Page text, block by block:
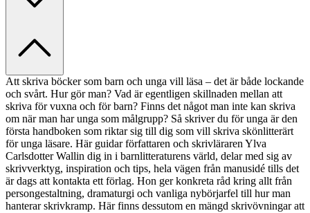
Att skriva böcker som barn och unga vill läsa – det är både lockande
och svårt. Hur gör man? Vad är egentligen skillnaden mellan att
skriva för vuxna och för barn? Finns det något man inte kan skriva
om när man har unga som målgrupp? Så skriver du för unga är den
första handboken som riktar sig till dig som vill skriva skönlitterärt
för unga läsare. Här guidar författaren och skrivläraren Ylva
Carlsdotter Wallin dig in i barnlitteraturens värld, delar med sig av
skrivverktyg, inspiration och tips, hela vägen från manusidé tills det
är dags att kontakta ett förlag. Hon ger konkreta råd kring allt från
persongestaltning, dramaturgi och vanliga nybörjarfel till hur man
hanterar skrivkramp. Här finns dessutom en mängd skrivövningar att